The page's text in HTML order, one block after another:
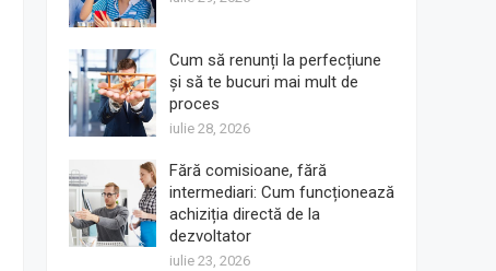
Cum să renunți la perfecțiune
și să te bucuri mai mult de
proces
iulie 28, 2026
Fără comisioane, fără
intermediari: Cum funcționează
achiziția directă de la
dezvoltator
iulie 23, 2026